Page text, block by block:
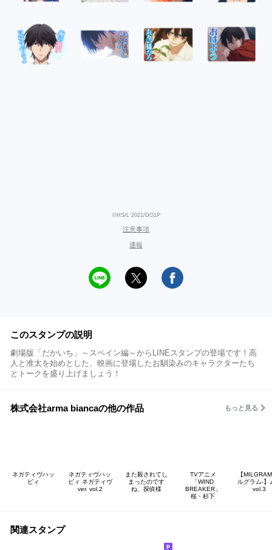
©HS/L 2021/DO1P
注意事項
通報
このスタンプの説明
劇場版「だかいち」～スペイン編～からLINEスタンプの登場です！高
人と准太を始めとした、映画に登場したお馴染みのキャラクターたち
とトークを盛り上げましょう！
株式会社arma biancaの他の作品 もっと見る
ネガティヴハッ
ピィ
ネガティヴハッ
ピィ ネガティヴ
ver. vol.2
また殺されてし
まったのです
ね、探偵様
TVアニメ
「WIND
BREAKER」
桜・杉下
【
ルグラム‐】
vol.3
関連スタンプ